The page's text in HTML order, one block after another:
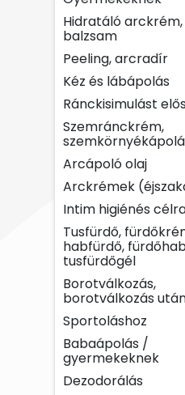
Hidratáló arckrém,
balzsam
Peeling, arcradír
Kéz és lábápolás
Ránckisimulást
Szemránckrém,
Arcápoló olaj
Arckrémek
Intim higiénés
Tusfürdő,
habfürdő,
tusfürdőgél
Borotválkozás,
borotválkozás
Sportoláshoz
Babaápolás /
gyermekeknek
Dezodorálás